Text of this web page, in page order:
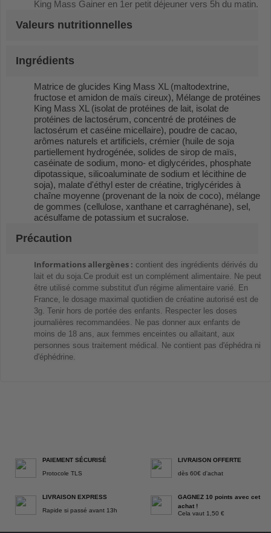
King Mass Gainer en 1er petit déjeuner vers 5h du matin.
Valeurs nutritionnelles
Ingrédients
Matrice de glucides King Mass XL (maltodextrine,
fructose et amidon de maïs cireux), Mélange de protéines
King Mass XL (isolat de protéines de lait, isolat de
protéines de lactosérum, concentré de protéines de
lactosérum et caséine micellaire), poudre de cacao,
arômes naturels et artificiels, crémier (huile de soja
partiellement hydrogénée, solides de sirop de maïs,
caséinate de sodium, mono- et diglycérides, phosphate
dipotassique, silicoaluminate de sodium et lécithine de
soja), malate d'éthyl ester de créatine, triglycérides à
chaîne moyenne (provenant de la noix de coco), mélange
de gommes (cellulose, xanthane et carraghénane), sel,
acésulfame de potassium et sucralose.
Précaution
Informations allergènes : contient des ingrédients dérivés du
lait et du soja.Ce produit est un complément alimentaire. Ne peut
être utilisé comme substitut d'un régime alimentaire varié. En
France, le dosage maximal quotidien de créatine autorisé est de
3g. Tenir hors de portée des enfants. Respecter les doses
journalières recommandées. Ne pas donner aux enfants de
moins de 18 ans, aux femmes enceintes ou allaitant, aux
personnes sous traitement médical. Ne contient pas d'éphédra ni
d'éphédrine.
PAIEMENT SÉCURISÉ
Protocole TLS
LIVRAISON OFFERTE
dès 60€ d'achat
LIVRAISON EXPRESS
Rapide si passé avant 13h
GAGNEZ 10 points avec cet
achat !
Cela vaut 1,50 €